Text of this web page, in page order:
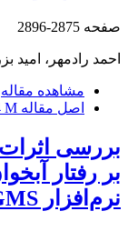
صفحه 2875-2896
احمد رادمهر، امید
مشاهده مقاله
اصل مقاله M
بررسی
بر رفتار
نرم‌افزار GMS